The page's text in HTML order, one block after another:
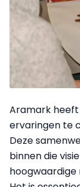
Aramark heeft
ervaringen te
Deze
binnen die